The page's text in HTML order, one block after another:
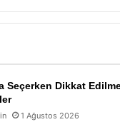
Seçerken Dikkat
1 Ağustos 2026